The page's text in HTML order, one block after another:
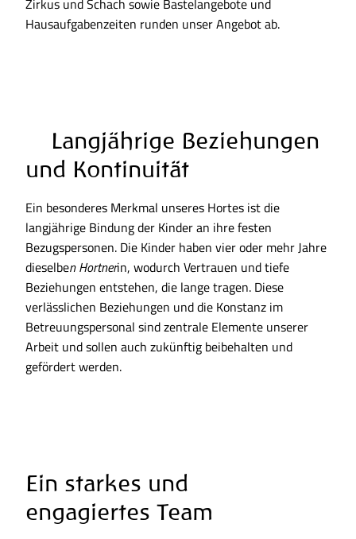
Hausaufgabenzeiten runden unser Angebot ab.
Langjährige Beziehungen
und Kontinuität
Ein besonderes Merkmal unseres Hortes ist die
langjährige Bindung der Kinder an ihre festen
Bezugspersonen. Die Kinder haben vier oder mehr Jahre
dieselben Hortnerin, wodurch Vertrauen und tiefe
Beziehungen entstehen, die lange tragen. Diese
verlässlichen Beziehungen und die Konstanz im
Betreuungspersonal sind zentrale Elemente unserer
Arbeit und sollen auch zukünftig beibehalten und
gefördert werden.
Ein starkes und
engagiertes Team